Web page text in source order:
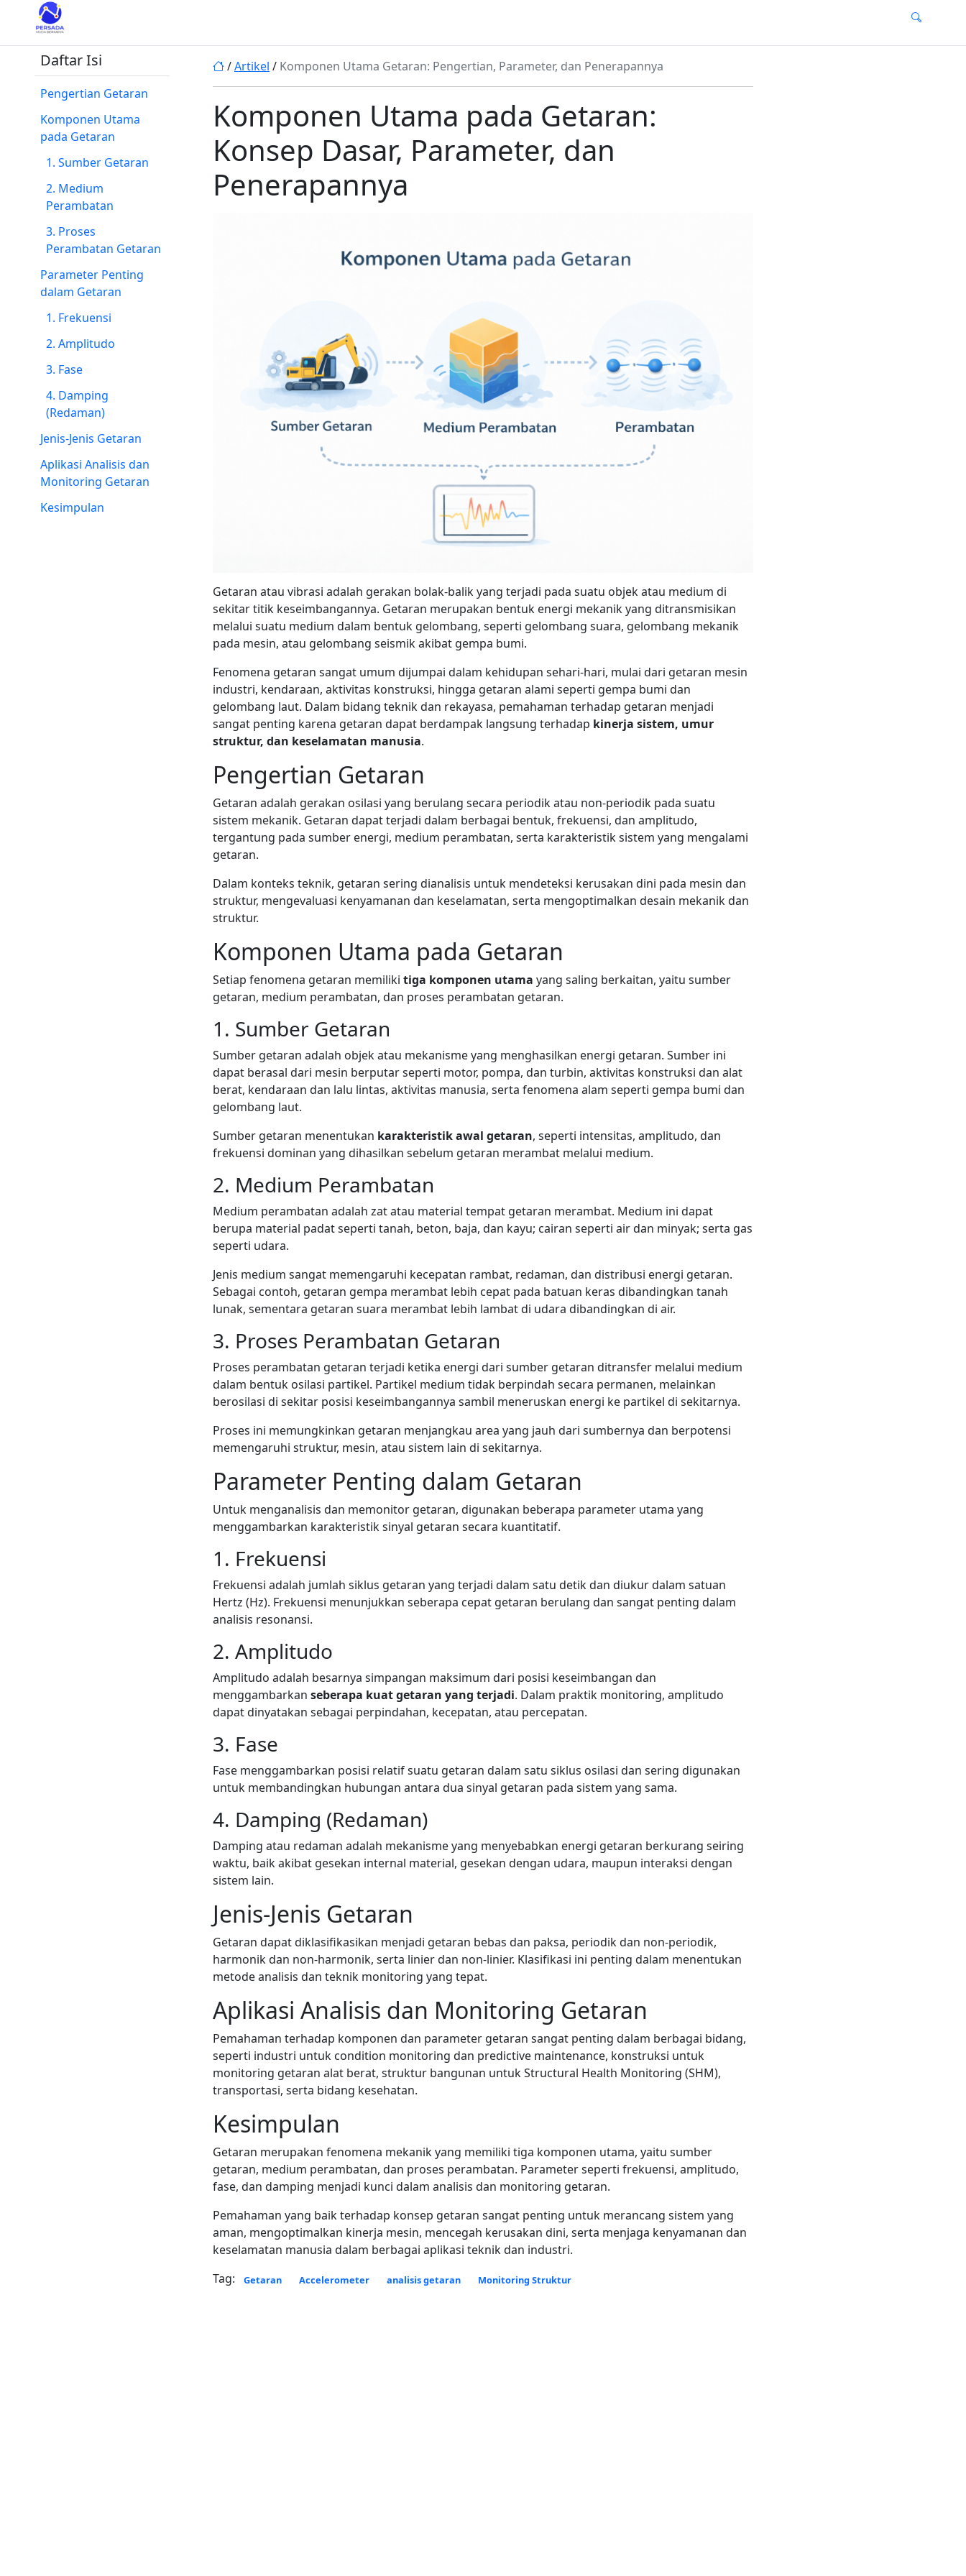
Daftar Isi
Pengertian Getaran
Komponen Utama
pada Getaran
1. Sumber Getaran
2. Medium
Perambatan
3. Proses
Perambatan Getaran
Parameter Penting
dalam Getaran
1. Frekuensi
2. Amplitudo
3. Fase
4. Damping
(Redaman)
Jenis-Jenis Getaran
Aplikasi Analisis dan
Monitoring Getaran
Kesimpulan
/Artikel / Komponen Utama Getaran: Pengertian, Parameter, dan Penerapannya
Komponen Utama pada Getaran:
Konsep Dasar, Parameter, dan
Penerapannya
Getaran atau vibrasi adalah gerakan bolak-balik yang terjadi pada suatu objek atau medium di
sekitar titik keseimbangannya. Getaran merupakan bentuk energi mekanik yang ditransmisikan
melalui suatu medium dalam bentuk gelombang, seperti gelombang suara, gelombang mekanik
pada mesin, atau gelombang seismik akibat gempa bumi.
Fenomena getaran sangat umum dijumpai dalam kehidupan sehari-hari, mulai dari getaran mesin
industri, kendaraan, aktivitas konstruksi, hingga getaran alami seperti gempa bumi dan
gelombang laut. Dalam bidang teknik dan rekayasa, pemahaman terhadap getaran menjadi
sangat penting karena getaran dapat berdampak langsung terhadap kinerja sistem, umur
struktur, dan keselamatan manusia.
Pengertian Getaran
Getaran adalah gerakan osilasi yang berulang secara periodik atau non-periodik pada suatu
sistem mekanik. Getaran dapat terjadi dalam berbagai bentuk, frekuensi, dan amplitudo,
tergantung pada sumber energi, medium perambatan, serta karakteristik sistem yang mengalami
getaran.
Dalam konteks teknik, getaran sering dianalisis untuk mendeteksi kerusakan dini pada mesin dan
struktur, mengevaluasi kenyamanan dan keselamatan, serta mengoptimalkan desain mekanik dan
struktur.
Komponen Utama pada Getaran
Setiap fenomena getaran memiliki tiga komponen utama yang saling berkaitan, yaitu sumber
getaran, medium perambatan, dan proses perambatan getaran.
1. Sumber Getaran
Sumber getaran adalah objek atau mekanisme yang menghasilkan energi getaran. Sumber ini
dapat berasal dari mesin berputar seperti motor, pompa, dan turbin, aktivitas konstruksi dan alat
berat, kendaraan dan lalu lintas, aktivitas manusia, serta fenomena alam seperti gempa bumi dan
gelombang laut.
Sumber getaran menentukan karakteristik awal getaran, seperti intensitas, amplitudo, dan
frekuensi dominan yang dihasilkan sebelum getaran merambat melalui medium.
2. Medium Perambatan
Medium perambatan adalah zat atau material tempat getaran merambat. Medium ini dapat
berupa material padat seperti tanah, beton, baja, dan kayu; cairan seperti air dan minyak; serta gas
seperti udara.
Jenis medium sangat memengaruhi kecepatan rambat, redaman, dan distribusi energi getaran.
Sebagai contoh, getaran gempa merambat lebih cepat pada batuan keras dibandingkan tanah
lunak, sementara getaran suara merambat lebih lambat di udara dibandingkan di air.
3. Proses Perambatan Getaran
Proses perambatan getaran terjadi ketika energi dari sumber getaran ditransfer melalui medium
dalam bentuk osilasi partikel. Partikel medium tidak berpindah secara permanen, melainkan
berosilasi di sekitar posisi keseimbangannya sambil meneruskan energi ke partikel di sekitarnya.
Proses ini memungkinkan getaran menjangkau area yang jauh dari sumbernya dan berpotensi
memengaruhi struktur, mesin, atau sistem lain di sekitarnya.
Parameter Penting dalam Getaran
Untuk menganalisis dan memonitor getaran, digunakan beberapa parameter utama yang
menggambarkan karakteristik sinyal getaran secara kuantitatif.
1. Frekuensi
Frekuensi adalah jumlah siklus getaran yang terjadi dalam satu detik dan diukur dalam satuan
Hertz (Hz). Frekuensi menunjukkan seberapa cepat getaran berulang dan sangat penting dalam
analisis resonansi.
2. Amplitudo
Amplitudo adalah besarnya simpangan maksimum dari posisi keseimbangan dan
menggambarkan seberapa kuat getaran yang terjadi. Dalam praktik monitoring, amplitudo
dapat dinyatakan sebagai perpindahan, kecepatan, atau percepatan.
3. Fase
Fase menggambarkan posisi relatif suatu getaran dalam satu siklus osilasi dan sering digunakan
untuk membandingkan hubungan antara dua sinyal getaran pada sistem yang sama.
4. Damping (Redaman)
Damping atau redaman adalah mekanisme yang menyebabkan energi getaran berkurang seiring
waktu, baik akibat gesekan internal material, gesekan dengan udara, maupun interaksi dengan
sistem lain.
Jenis-Jenis Getaran
Getaran dapat diklasifikasikan menjadi getaran bebas dan paksa, periodik dan non-periodik,
harmonik dan non-harmonik, serta linier dan non-linier. Klasifikasi ini penting dalam menentukan
metode analisis dan teknik monitoring yang tepat.
Aplikasi Analisis dan Monitoring Getaran
Pemahaman terhadap komponen dan parameter getaran sangat penting dalam berbagai bidang,
seperti industri untuk condition monitoring dan predictive maintenance, konstruksi untuk
monitoring getaran alat berat, struktur bangunan untuk Structural Health Monitoring (SHM),
transportasi, serta bidang kesehatan.
Kesimpulan
Getaran merupakan fenomena mekanik yang memiliki tiga komponen utama, yaitu sumber
getaran, medium perambatan, dan proses perambatan. Parameter seperti frekuensi, amplitudo,
fase, dan damping menjadi kunci dalam analisis dan monitoring getaran.
Pemahaman yang baik terhadap konsep getaran sangat penting untuk merancang sistem yang
aman, mengoptimalkan kinerja mesin, mencegah kerusakan dini, serta menjaga kenyamanan dan
keselamatan manusia dalam berbagai aplikasi teknik dan industri.
Tag:
Getaran Accelerometer analisis getaran Monitoring Struktur